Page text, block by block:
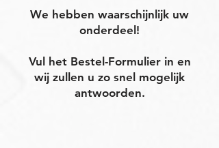
We hebben waarschijnlijk uw
onderdeel!
Vul het Bestel-Formulier in en
wij zullen u zo snel mogelijk
antwoorden.